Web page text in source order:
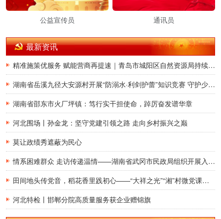
公益宣传员 通讯员
最新资讯
精准施策优服务 赋能营商再提速｜青岛市城阳区自然资源局持续升级不动产登记涉企服务 跑出改革加速度
湖南省岳溪九径大安源村开展“防溺水·利剑护蕾”知识竞赛 守护少年儿童平安暑假
湖南省邵东市火厂坪镇：笃行实干担使命，踔厉奋发谱华章
河北围场丨孙金龙：坚守党建引领之路 走向乡村振兴之巅
莫让政绩秀遮蔽为民心
情系困难群众 走访传递温情——湖南省武冈市民政局组织开展入户走访慰问活动
田间地头传党音，稻花香里践初心——“大祥之光”“湘”村微党课宣讲团走进湖南省邵阳市大祥区罗市镇和平村
河北特检丨邯郸分院高质量服务获企业赠锦旗